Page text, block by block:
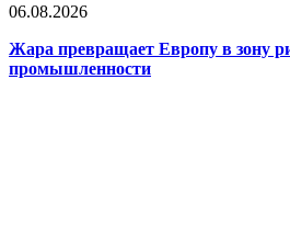
06.08.2026
Жара превращает Европу в зону
промышленности